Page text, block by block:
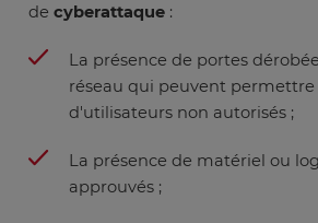
de cyberattaque :
La présence de portes
réseau qui peuvent permettre
d'utilisateurs non autorisés ;
La présence de matériel ou
approuvés ;